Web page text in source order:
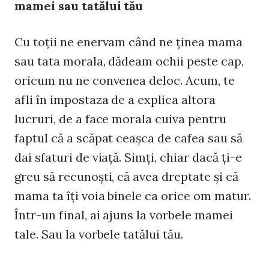
mamei sau tatălui tău
Cu toţii ne enervam când ne ţinea mama
sau tata morala, dădeam ochii peste cap,
oricum nu ne convenea deloc. Acum, te
afli în impostaza de a explica altora
lucruri, de a face morala cuiva pentru
faptul că a scăpat ceaşca de cafea sau să
dai sfaturi de viaţă. Simţi, chiar dacă ţi-e
greu să recunoşti, că avea dreptate şi că
mama ta îţi voia binele ca orice om matur.
Într-un final, ai ajuns la vorbele mamei
tale. Sau la vorbele tatălui tău.